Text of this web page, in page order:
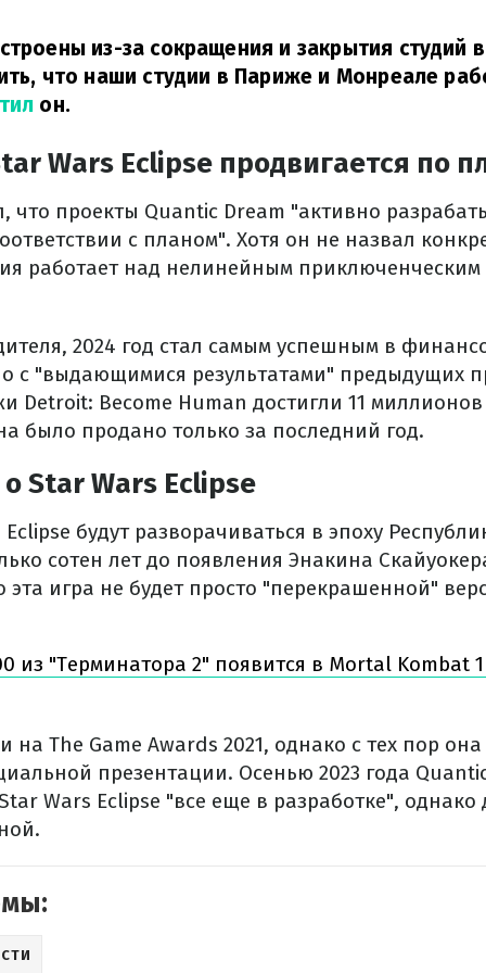
из-за сокращения и закрытия студий
что наши студии в Париже и Монреале
он.
Wars Eclipse продвигается по
что проекты Quantic Dream "активно
с планом". Хотя он не назвал
работает над нелинейным
2024 год стал самым успешным в
с "выдающимися результатами" предыдущих
Detroit: Become Human достигли 11
было продано только за последний год.
Star Wars Eclipse
будут разворачиваться в эпоху
сотен лет до появления Энакина
эта игра не будет просто "перекрашенной"
из "Терминатора 2" появится в Mortal Kombat
на The Game Awards 2021, однако с тех пор
презентации. Осенью 2023 года
Wars Eclipse "все еще в разработке", однако